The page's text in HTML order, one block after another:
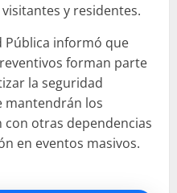
y residentes.
Pública informó que
forman parte
la seguridad
mantendrán los
otras dependencias
en eventos masivos.